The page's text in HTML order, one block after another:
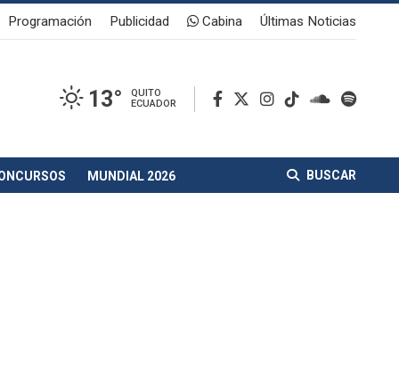
Programación Publicidad Cabina Últimas Noticias
13°
QUITO
ECUADOR
MUNDIAL 2026 BUSCAR